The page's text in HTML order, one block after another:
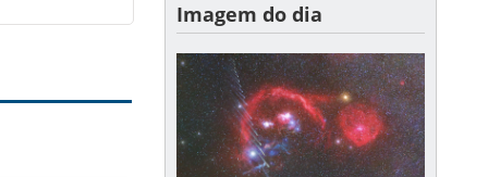
Imagem do dia